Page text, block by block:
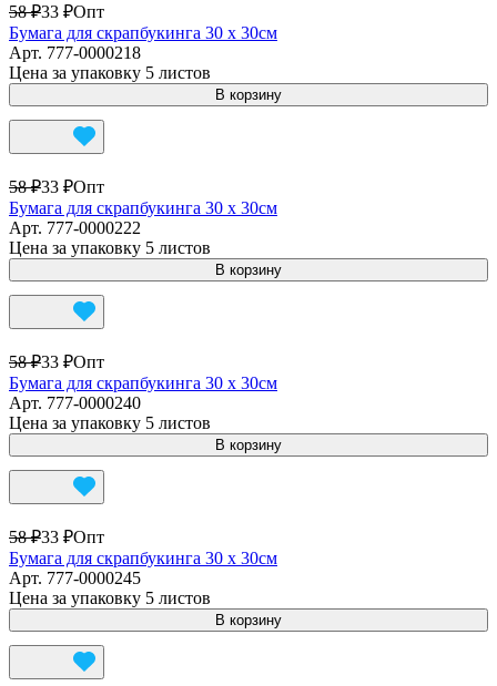
58 ₽33 ₽Опт
Бумага для скрапбукинга 30 х 30см
Арт. 777-0000218
Цена за упаковку 5 листов
В корзину
58 ₽33 ₽Опт
Бумага для скрапбукинга 30 х 30см
Арт. 777-0000222
Цена за упаковку 5 листов
В корзину
58 ₽33 ₽Опт
Бумага для скрапбукинга 30 х 30см
Арт. 777-0000240
Цена за упаковку 5 листов
В корзину
58 ₽33 ₽Опт
Бумага для скрапбукинга 30 х 30см
Арт. 777-0000245
Цена за упаковку 5 листов
В корзину